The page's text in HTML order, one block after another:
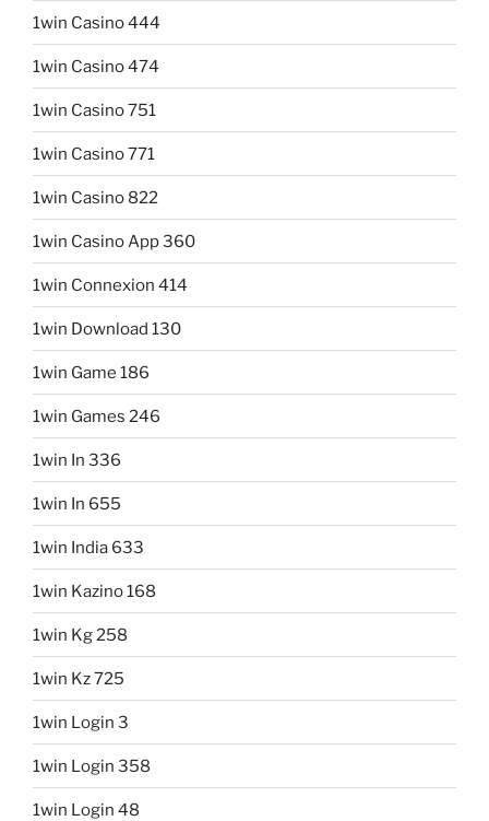
1win Casino 444
1win Casino 474
1win Casino 751
1win Casino 771
1win Casino 822
1win Casino App 360
1win Connexion 414
1win Download 130
1win Game 186
1win Games 246
1win In 336
1win In 655
1win India 633
1win Kazino 168
1win Kg 258
1win Kz 725
1win Login 3
1win Login 358
1win Login 48